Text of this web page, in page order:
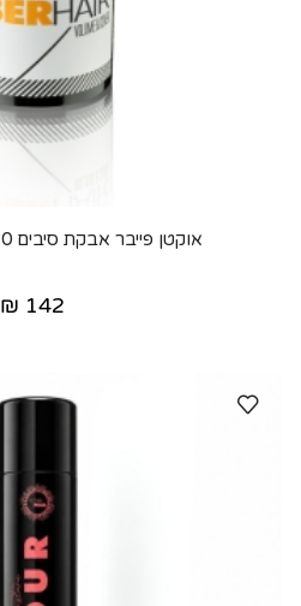
אוקטן פייבר אבקת סיבים 20 גר’ – אוקטן פרל
₪ 142